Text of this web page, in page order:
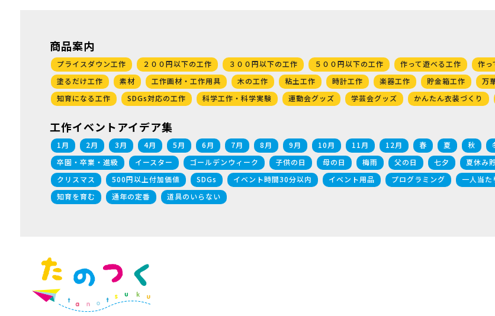
商品案内
プライスダウン工作 ２００円以下の工作 ３００円以下の工作 ５００円以下の工作 作って遊べる工作 作っ
塗るだけ工作
素材 工作画材・工作用具 木の工作 粘土工作 時計工作 楽器工作 貯金箱工作 万
知育になる工作
SDGs対応の工作 科学工作・科学実験 運動会グッズ 学芸会グッズ かんたん衣装づくり
工作イベントアイデア集
1月 2月 3月 4月 5月 6月 7月 8月 9月 10月 11月 12月 春 夏 秋
卒園・卒業・進級
イースター ゴールデンウィーク 子供の日 母の日 梅雨 父の日 七夕 夏休み
クリスマス
500円以上付加価値 SDGs イベント時間30分以内 イベント用品 プログラミング 一人当
知育を育む
通年の定番 道具のいらない